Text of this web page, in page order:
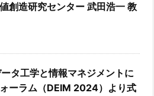
創造研究センター 武田浩一 教
タ工学と情報マネジメントに
ーラム（DEIM 2024）より式